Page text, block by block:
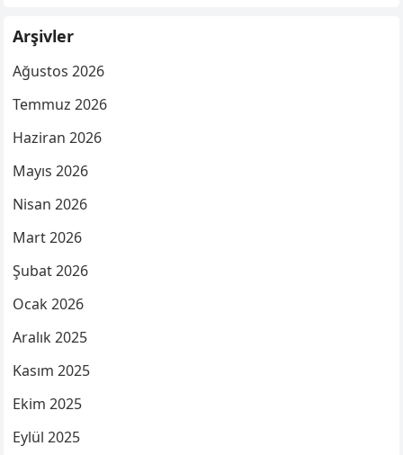
Arşivler
Ağustos 2026
Temmuz 2026
Haziran 2026
Mayıs 2026
Nisan 2026
Mart 2026
Şubat 2026
Ocak 2026
Aralık 2025
Kasım 2025
Ekim 2025
Eylül 2025